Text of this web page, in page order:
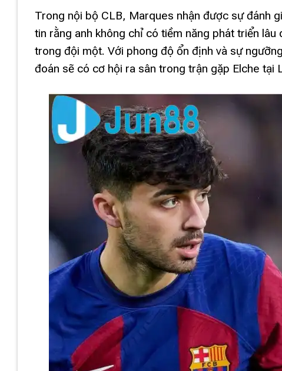
Trong nội bộ CLB, Marques nhận được sự đánh
tin rằng anh không chỉ có tiềm năng phát triển
trong đội một. Với phong độ ổn định và sự
đoán sẽ có cơ hội ra sân trong trận gặp Elche tại